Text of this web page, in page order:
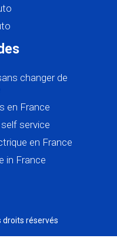
changer de
en France
service
en France
in France
droits réservés